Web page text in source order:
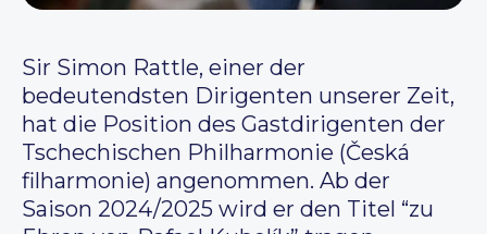
Sir Simon Rattle, einer der
bedeutendsten Dirigenten unserer Zeit,
hat die Position des Gastdirigenten der
Tschechischen Philharmonie (Česká
filharmonie) angenommen. Ab der
Saison 2024/2025 wird er den Titel “zu